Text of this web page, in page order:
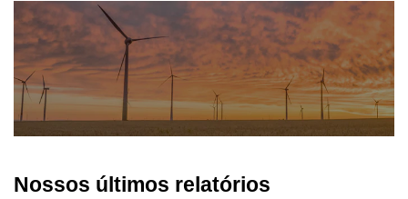
Nossos últimos relatórios